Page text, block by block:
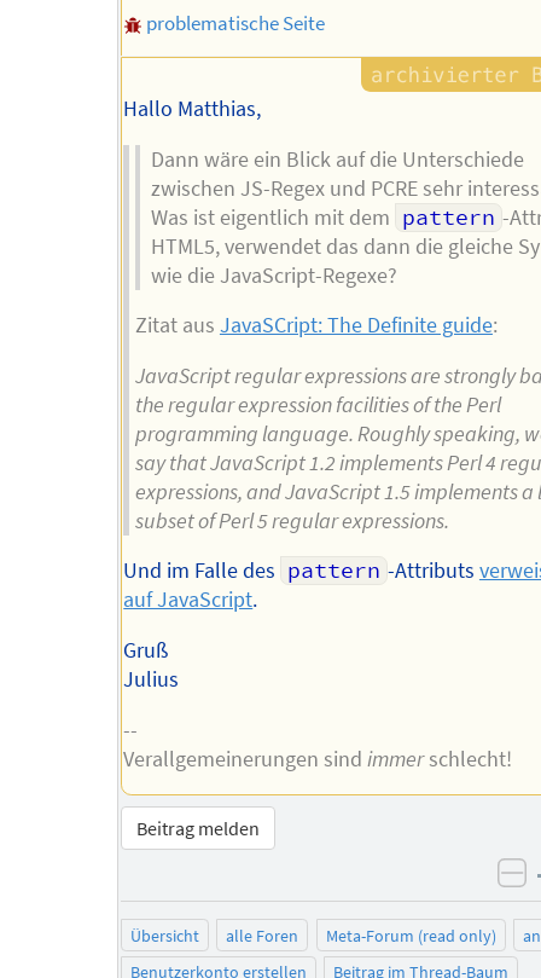
problematische Seite
Hallo Matthias,
Dann wäre ein Blick auf die Unterschiede
zwischen JS-Regex und PCRE sehr
Was ist eigentlich mit dem pattern -
HTML5, verwendet das dann die gleiche
wie die JavaScript-Regexe?
Zitat aus JavaSCript: The Definite guide:
JavaScript regular expressions are strongly
the regular expression facilities of the Perl
programming language. Roughly speaking,
say that JavaScript 1.2 implements Perl 4
expressions, and JavaScript 1.5 implements a
subset of Perl 5 regular expressions.
Und im Falle des pattern -Attributs
auf JavaScript.
Gruß
Julius
--
Verallgemeinerungen sindimmerschlecht!
Beitrag melden
Übersicht alle Foren Meta-Forum (read only)
Benutzerkonto erstellen
Beitrag im Thread-Baum